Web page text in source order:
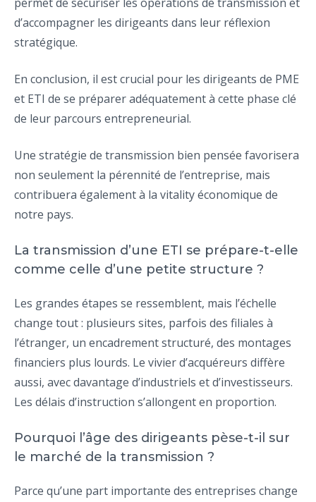
d’accompagner les dirigeants dans leur réflexion
stratégique.
En conclusion, il est crucial pour les dirigeants de PME
et ETI de se préparer adéquatement à cette phase clé
de leur parcours entrepreneurial.
Une stratégie de transmission bien pensée favorisera
non seulement la pérennité de l’entreprise, mais
contribuera également à la vitality économique de
notre pays.
La transmission d’une ETI se prépare-t-elle
comme celle d’une petite structure ?
Les grandes étapes se ressemblent, mais l’échelle
change tout : plusieurs sites, parfois des filiales à
l’étranger, un encadrement structuré, des montages
financiers plus lourds. Le vivier d’acquéreurs diffère
aussi, avec davantage d’industriels et d’investisseurs.
Les délais d’instruction s’allongent en proportion.
Pourquoi l’âge des dirigeants pèse-t-il sur
le marché de la transmission ?
Parce qu’une part importante des entreprises change